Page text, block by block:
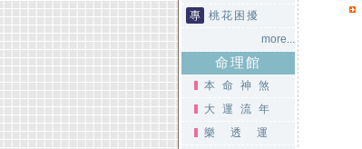
專
桃花困擾
more...
命理館
本命神煞
大運流年
樂透運